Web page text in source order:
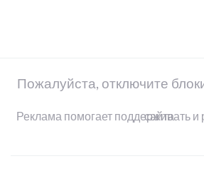
Пожалуйста, отключите
Реклама помогает поддерживать и развивать сервисы сайта